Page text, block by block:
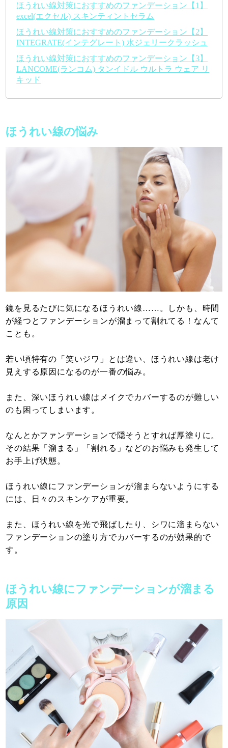
ほうれい線対策におすすめのファンデーション【1】
excel(エクセル) スキンティントセラム
ほうれい線対策におすすめのファンデーション【2】
INTEGRATE(インテグレート) 水ジェリークラッシュ
ほうれい線対策におすすめのファンデーション【3】
LANCOME(ランコム) タンイドル ウルトラ ウェア リ
キッド
ほうれい線の悩み
鏡を見るたびに気になるほうれい線……。しかも、時間
が経つとファンデーションが溜まって割れてる！なんて
ことも。
若い頃特有の「笑いジワ」とは違い、ほうれい線は老け
見えする原因になるのが一番の悩み。
また、深いほうれい線はメイクでカバーするのが難しい
のも困ってしまいます。
なんとかファンデーションで隠そうとすれば厚塗りに。
その結果「溜まる」「割れる」などのお悩みも発生して
お手上げ状態。
ほうれい線にファンデーションが溜まらないようにする
には、日々のスキンケアが重要。
また、ほうれい線を光で飛ばしたり、シワに溜まらない
ファンデーションの塗り方でカバーするのが効果的で
す。
ほうれい線にファンデーションが溜まる
原因